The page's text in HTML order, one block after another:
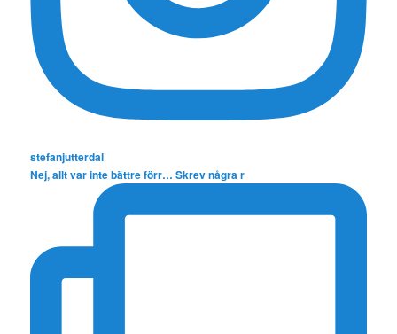
stefanjutterdal
Nej, allt var inte bättre förr… Skrev några r